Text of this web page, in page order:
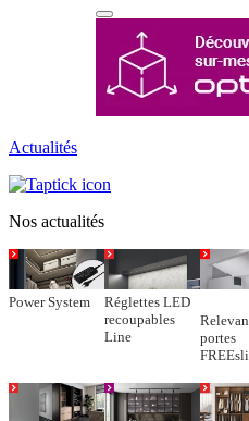
Actualités
Nos actualités
Power System
Réglettes LED
recoupables
Line
portes